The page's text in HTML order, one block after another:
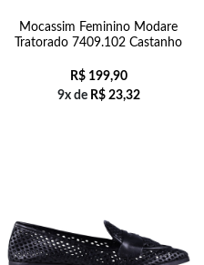
Mocassim Feminino Modare
Tratorado 7409.102 Castanho
R$199,90
9x de R$23,32